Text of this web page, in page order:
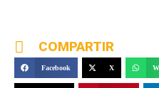
COMPARTIR
Facebook X